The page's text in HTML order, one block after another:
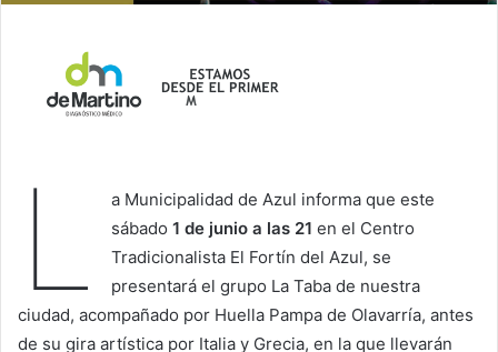
L
a Municipalidad de Azul informa que este
sábado 1 de junio a las 21 en el Centro
Tradicionalista El Fortín del Azul, se
presentará el grupo La Taba de nuestra
ciudad, acompañado por Huella Pampa de Olavarría, antes
de su gira artística por Italia y Grecia, en la que llevarán